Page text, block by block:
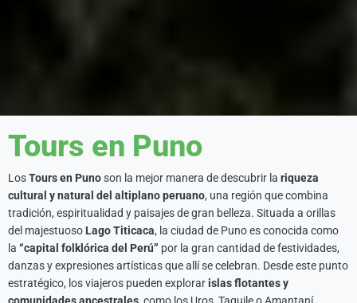
Tours en Puno
LosTours en Punoson la mejor manera de descubrir la riqueza
cultural y natural del altiplano peruano, una región que combina
tradición, espiritualidad y paisajes de gran belleza. Situada a orillas
del majestuoso Lago Titicaca, la ciudad de Puno es conocida como
la “capital folklórica del Perú” por la gran cantidad de festividades,
danzas y expresiones artísticas que allí se celebran. Desde este punto
estratégico, los viajeros pueden explorarislas flotantes y